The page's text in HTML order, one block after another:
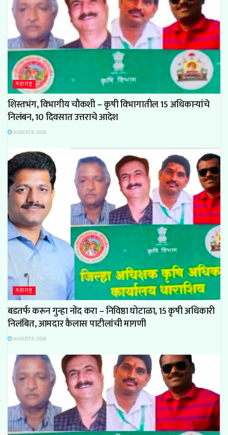
महाराष्ट्र
शिस्तभंग, विभागीय चौकशी – कृषी विभागातील 15 अधिकाऱ्यांचे
निलंबन, 10 दिवसात उत्तराचे आदेश
AUGUST 6, 2026
महाराष्ट्र
बडतर्फ करून गुन्हा नोंद करा – निविष्ठा घोटाळा, 15 कृषी अधिकारी
निलंबित, आमदार कैलास पाटीलांची मागणी
AUGUST 6, 2026